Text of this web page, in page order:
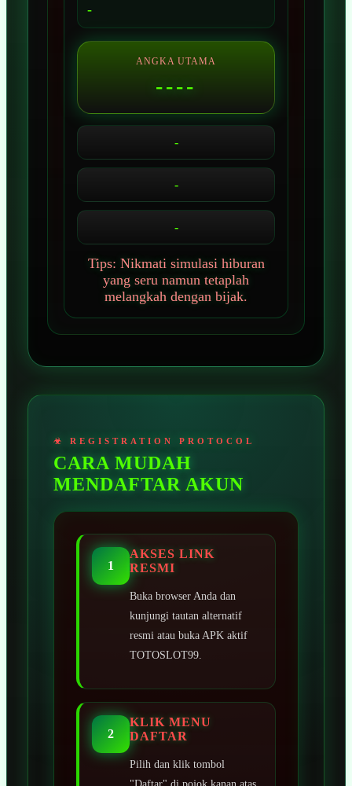
-
ANGKA UTAMA
----
-
-
-
Tips: Nikmati simulasi hiburan
yang seru namun tetaplah
melangkah dengan bijak.
CARA MUDAH
MENDAFTAR AKUN
1
AKSES LINK
RESMI
Buka browser Anda dan
kunjungi tautan alternatif
resmi atau buka APK aktif
TOTOSLOT99.
2
KLIK MENU
DAFTAR
Pilih dan klik tombol